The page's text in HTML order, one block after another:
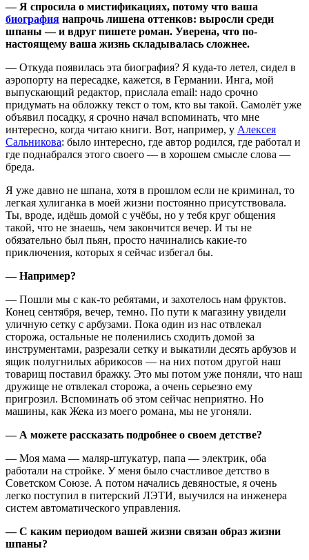
— Я спросила о мистификациях, потому что ваша
биография напрочь лишена оттенков: выросли среди
шпаны — и вдруг пишете роман. Уверена, что по-
настоящему ваша жизнь складывалась сложнее.
— Откуда появилась эта биография? Я куда-то летел, сидел в
аэропорту на пересадке, кажется, в Германии. Инга, мой
выпускающий редактор, прислала email: надо срочно
придумать на обложку текст о том, кто вы такой. Самолёт уже
объявил посадку, я срочно начал вспоминать, что мне
интересно, когда читаю книги. Вот, например, у Алексея
Сальникова: было интересно, где автор родился, где работал и
где поднабрался этого своего — в хорошем смысле слова —
бреда.
Я уже давно не шпана, хотя в прошлом если не криминал, то
легкая хулиганка в моей жизни постоянно присутствовала.
Ты, вроде, идёшь домой с учёбы, но у тебя круг общения
такой, что не знаешь, чем закончится вечер. И ты не
обязательно был пьян, просто начинались какие-то
приключения, которых я сейчас избегал бы.
— Например?
— Пошли мы с как-то ребятами, и захотелось нам фруктов.
Конец сентября, вечер, темно. По пути к магазину увидели
уличную сетку с арбузами. Пока один из нас отвлекал
сторожа, остальные не поленились сходить домой за
инструментами, разрезали сетку и выкатили десять арбузов и
ящик полугнилых абрикосов — на них потом другой наш
товарищ поставил бражку. Это мы потом уже поняли, что наш
дружище не отвлекал сторожа, а очень серьезно ему
пригрозил. Вспоминать об этом сейчас неприятно. Но
машины, как Жека из моего романа, мы не угоняли.
— А можете рассказать подробнее о своем детстве?
— Моя мама — маляр-штукатур, папа — электрик, оба
работали на стройке. У меня было счастливое детство в
Советском Союзе. А потом начались девяностые, я очень
легко поступил в питерский ЛЭТИ, выучился на инженера
систем автоматического управления.
— С каким периодом вашей жизни связан образ жизни
шпаны?